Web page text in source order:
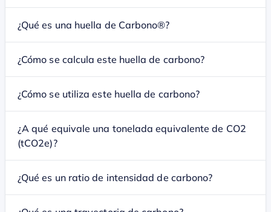
¿Qué es una huella de Carbono®?
¿Cómo se calcula este huella de carbono?
¿Cómo se utiliza este huella de carbono?
¿A qué equivale una tonelada equivalente de CO2
(tCO2e)?
¿Qué es un ratio de intensidad de carbono?